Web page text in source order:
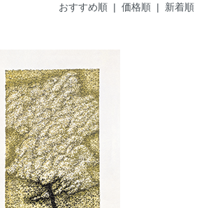
おすすめ順 | 価格順| 新着順